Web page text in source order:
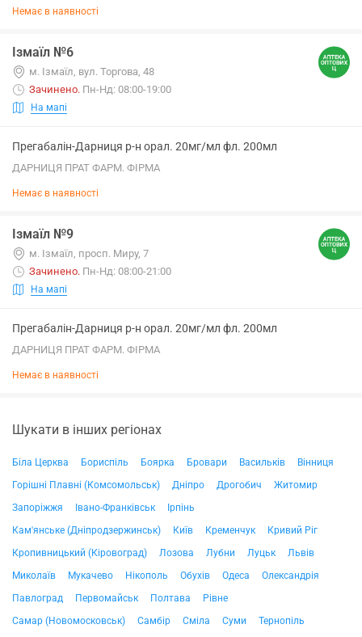
Немає в наявності
Ізмаїл №6
м. Ізмаїл, вул. Торгова, 48
Зачинено. Пн-Нд: 08:00-19:00
На мапі
Прегабалін-Дарниця р-н орал. 20мг/мл фл. 200мл
ДАРНИЦЯ ПРАТ ФАРМ. ФІРМА
Немає в наявності
Ізмаїл №9
м. Ізмаїл, просп. Миру, 7
Зачинено. Пн-Нд: 08:00-21:00
На мапі
Прегабалін-Дарниця р-н орал. 20мг/мл фл. 200мл
ДАРНИЦЯ ПРАТ ФАРМ. ФІРМА
Немає в наявності
Шукати в інших регіонах
Біла Церква Бориспіль Боярка Бровари Васильків
Вінниця
Горішні Плавні (Комсомольськ)
Дніпро Дрогобич
Житомир
Запоріжжя
Івано-Франківськ
Ірпінь
Кам'янське (Дніпродзержинськ)
Київ Кременчук
Кривий Ріг
Кропивницький (Кіровоград)
Лозова Лубни Луцьк
Львів
Миколаїв
Мукачево Нікополь Обухів Одеса
Олександрія
Павлоград
Первомайськ Полтава
Рівне
Самар (Новомосковськ)
Самбір Сміла Суми
Тернопіль